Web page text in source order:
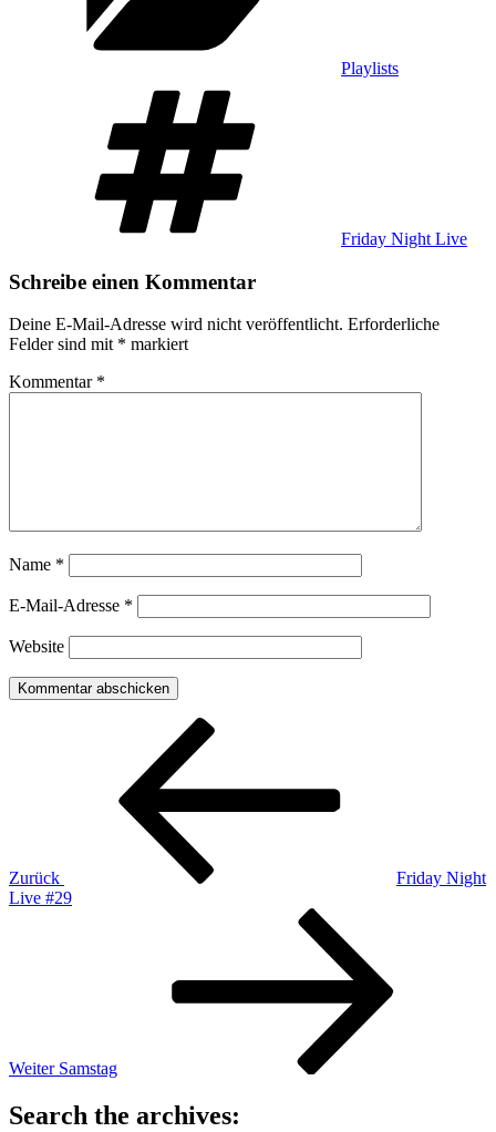
Playlists
Friday Night Live
Schreibe einen Kommentar
Deine E-Mail-Adresse wird nicht veröffentlicht. Erforderliche
Felder sind mit * markiert
Kommentar *
Name *
E-Mail-Adresse *
Website
Beitragsnavigation
Zurück
Friday Night
Live #29
Weiter Samstag
Search the archives: